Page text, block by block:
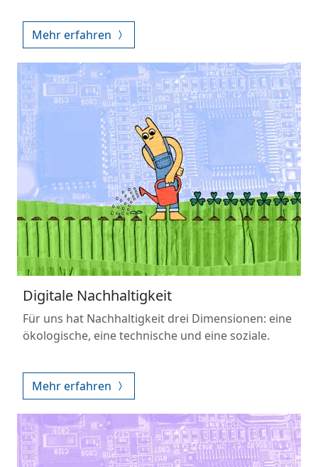
Mehr erfahren
Digitale Nachhaltigkeit
Für uns hat Nachhaltigkeit drei Dimensionen: eine
ökologische, eine technische und eine soziale.
Mehr erfahren